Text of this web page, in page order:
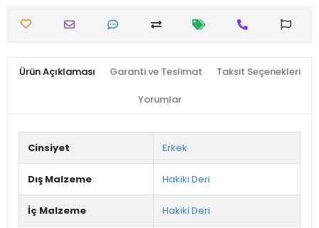
Ürün Açıklaması Garanti ve Teslimat Taksit Seçenekleri
Yorumlar
Cinsiyet Erkek
Dış Malzeme Hakiki Deri
İç Malzeme Hakiki Deri